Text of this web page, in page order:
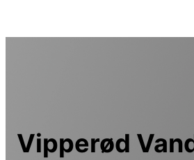
Vipperød